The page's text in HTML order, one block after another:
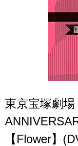
東京宝塚劇
【Flower】